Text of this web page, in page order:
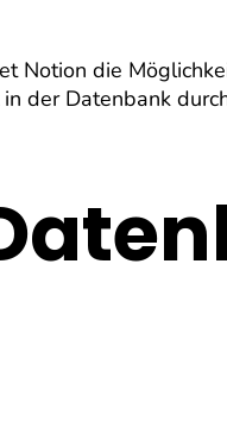
Notion die
der Datenbank